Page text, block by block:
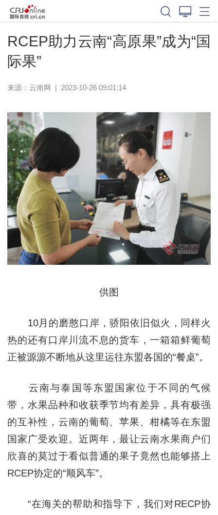
RCEP助力云南“高原果”成为“国
际果”
来源： 云南网 | 2023-10-26 09:01:14
供图
10月的磨憨口岸，骄阳依旧似火，同样火
热的还有口岸川流不息的货车，一箱箱鲜葡萄
正被源源不断地从这里运往东盟各国的“餐桌”。
云南与泰国等东盟国家位于不同的气候
带，水果品种和收获季节均有差异，具有极强
的互补性，云南的葡萄、苹果、柑橘等在东盟
国家广受欢迎。近两年，最让云南水果商户们
欣喜的莫过于看似普通的果子竟然也能够搭上
RCEP协定的“顺风车”。
“在海关的帮助和指导下，我们对RECP协